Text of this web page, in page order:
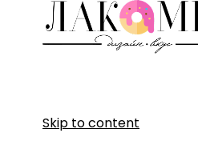
Skip to content